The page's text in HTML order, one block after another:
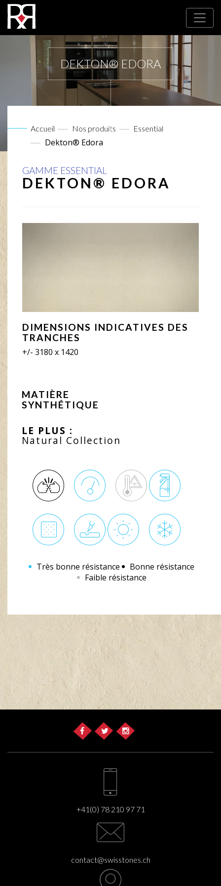
DEKTON® EDORA
Accueil Nos produits Essential
Dekton® Edora
MATIÈRE
SYNTHÉTIQUE
LE PLUS :
Natural Collection
GAMME ESSENTIAL
DEKTON® EDORA
DIMENSIONS INDICATIVES DES
TRANCHES
+/- 3180 x 1420
Très bonne résistance
Bonne résistance
Faible résistance
+41(0) 78 210 97 71
contact@swisstones.ch